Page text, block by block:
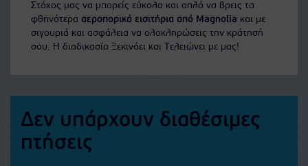
Στόχος μας να μπορείς εύκολα και απλά να βρεις τα
φθηνότερα αεροπορικά εισιτήρια από Magnolia και με
σιγουριά και ασφάλεια να ολοκληρώσεις την κράτησή
σου. Η διαδικασία Ξεκινάει και Τελειώνει με μας!
Δεν υπάρχουν διαθέσιμες
πτήσεις